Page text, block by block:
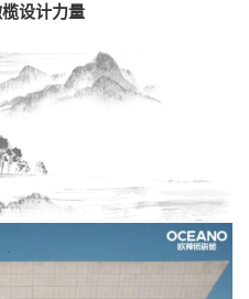
设计力量